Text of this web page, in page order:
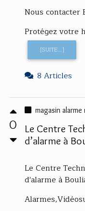
Nous contacter
Protégez votre
[SUITE...]
8 Articles
0
magasin
Le Centre
d’alarme à
Le Centre
d'alarme à